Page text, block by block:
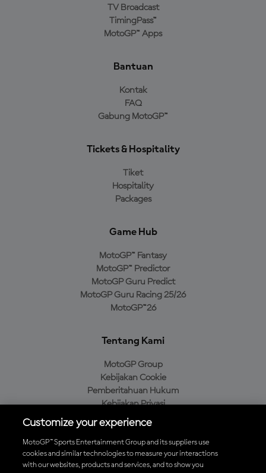
TV Broadcast
TimingPass™
MotoGP™ Apps
Bantuan
Kontak
FAQ
Gabung MotoGP™
Tickets & Hospitality
Tiket
Hospitality
Packages
Game Hub
MotoGP™ Fantasy
MotoGP™ Predictor
MotoGP Guru Predict
MotoGP Guru Racing 25/26
MotoGP™26
Tentang Kami
MotoGP Group
Kebijakan Cookie
Pemberitahuan Hukum
Kebijakan Privasi
Kebijakan Pembelian
Unduh Aplikasi Resmi MotoGP™
Customize your experience
MotoGP™ Sports Entertainment Group and its suppliers use
cookies and similar technologies to measure your interactions
with our websites, products and services, and to show you